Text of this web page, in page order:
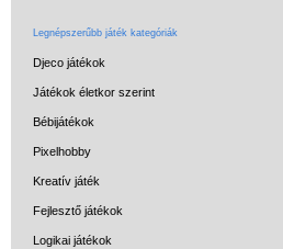
Legnépszerűbb játék kategóriák
Djeco játékok
Játékok életkor szerint
Bébijátékok
Pixelhobby
Kreatív játék
Fejlesztő játékok
Logikai játékok